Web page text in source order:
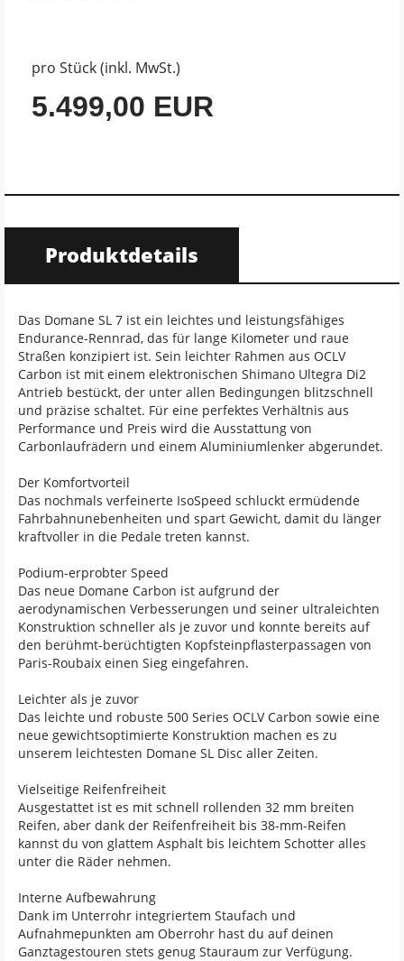
pro Stück (inkl. MwSt.)
5.499,00 EUR
Produktdetails
Das Domane SL 7 ist ein leichtes und leistungsfähiges
Endurance-Rennrad, das für lange Kilometer und raue
Straßen konzipiert ist. Sein leichter Rahmen aus OCLV
Carbon ist mit einem elektronischen Shimano Ultegra Di2
Antrieb bestückt, der unter allen Bedingungen blitzschnell
und präzise schaltet. Für eine perfektes Verhältnis aus
Performance und Preis wird die Ausstattung von
Carbonlaufrädern und einem Aluminiumlenker abgerundet.
Der Komfortvorteil
Das nochmals verfeinerte IsoSpeed schluckt ermüdende
Fahrbahnunebenheiten und spart Gewicht, damit du länger
kraftvoller in die Pedale treten kannst.
Podium-erprobter Speed
Das neue Domane Carbon ist aufgrund der
aerodynamischen Verbesserungen und seiner ultraleichten
Konstruktion schneller als je zuvor und konnte bereits auf
den berühmt-berüchtigten Kopfsteinpflasterpassagen von
Paris-Roubaix einen Sieg eingefahren.
Leichter als je zuvor
Das leichte und robuste 500 Series OCLV Carbon sowie eine
neue gewichtsoptimierte Konstruktion machen es zu
unserem leichtesten Domane SL Disc aller Zeiten.
Vielseitige Reifenfreiheit
Ausgestattet ist es mit schnell rollenden 32 mm breiten
Reifen, aber dank der Reifenfreiheit bis 38-mm-Reifen
kannst du von glattem Asphalt bis leichtem Schotter alles
unter die Räder nehmen.
Interne Aufbewahrung
Dank im Unterrohr integriertem Staufach und
Aufnahmepunkten am Oberrohr hast du auf deinen
Ganztagestouren stets genug Stauraum zur Verfügung.